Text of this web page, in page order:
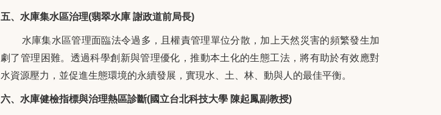
五、水庫集水區治理(翡翠水庫 謝政道前局長)
水庫集水區管理面臨法令過多，且權責管理單位分散，加上天然災害的頻繁發生加
劇了管理困難。透過科學創新與管理優化，推動本土化的生態工法，將有助於有效應對
水資源壓力，並促進生態環境的永續發展，實現水、土、林、動與人的最佳平衡。
六、水庫健檢指標與治理熱區診斷(國立台北科技大學 陳起鳳副教授)